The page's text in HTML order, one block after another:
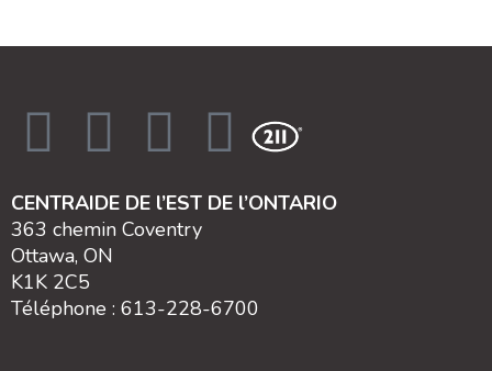
CENTRAIDE DE l’EST DE l’ONTARIO
363 chemin Coventry
Ottawa, ON
K1K 2C5
Téléphone : 613-228-6700